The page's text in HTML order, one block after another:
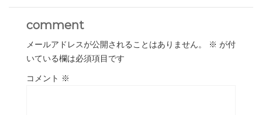
comment
メールアドレスが公開されることはありません。 ※ が付
いている欄は必須項目です
コメント ※